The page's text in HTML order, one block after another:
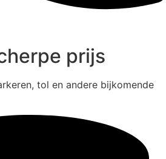
prijs
tol en andere bijkomende